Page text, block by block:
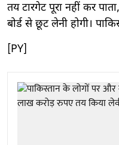
तय टारगेट पूरा नहीं कर
बोर्ड से छूट लेनी होगी।
[PY]